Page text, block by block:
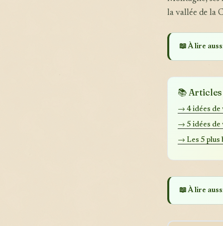
la vallée de la
📖 À lire
📚
→ 4 idées de
→ 5 idées de
→ Les 5 plus
📖 À lire